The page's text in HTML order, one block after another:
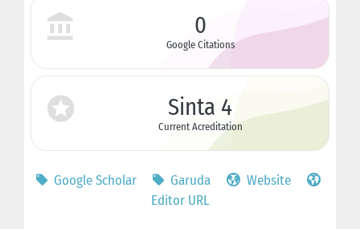
0
Google Citations
Sinta 4
Current Acreditation
Google Scholar Garuda
Website
Editor URL